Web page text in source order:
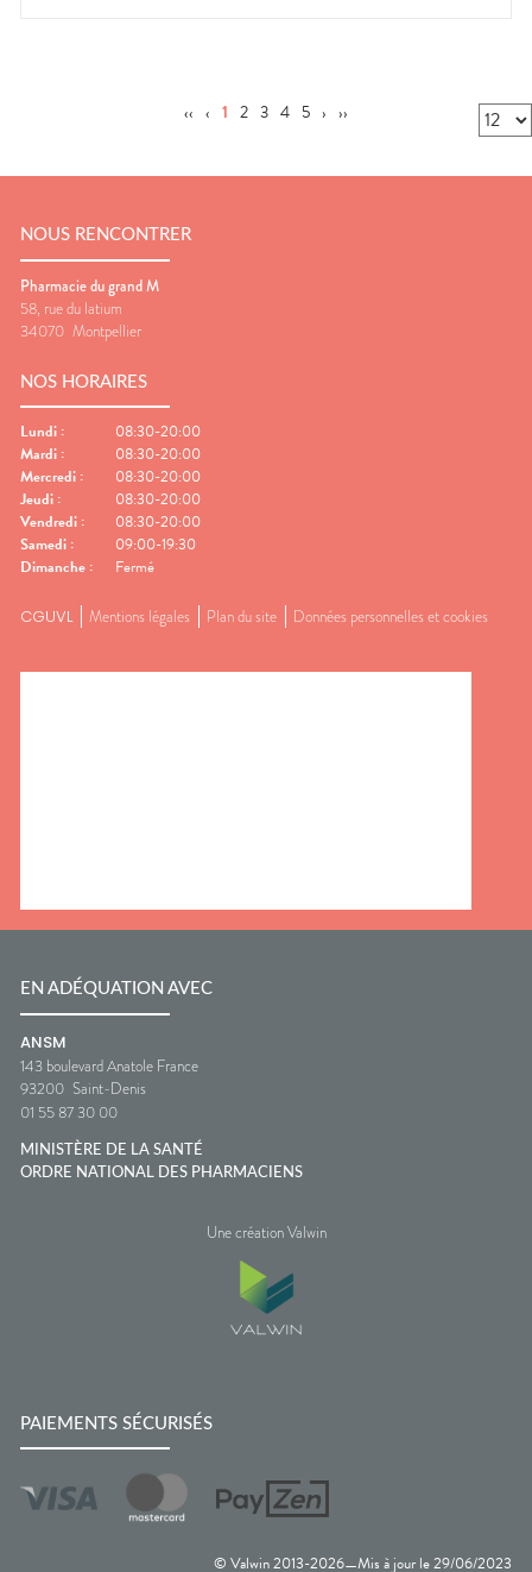
‹‹ ‹ 1 2 3 4 5 › ››
© Valwin 2013-2026—Mis à jour le29/06/2023
NOUS RENCONTRER
Pharmacie du grand M
58, rue du latium
34070 Montpellier
NOS HORAIRES
Lundi :
08:30-20:00
Mardi :
08:30-20:00
Mercredi :
08:30-20:00
Jeudi :
08:30-20:00
Vendredi :
08:30-20:00
Samedi :
09:00-19:30
Dimanche : Fermé
CGUVL Mentions légales Plan du site Données personnelles et cookies
EN ADÉQUATION AVEC
ANSM
143 boulevard Anatole France
93200 Saint-Denis
01 55 87 30 00
MINISTÈRE DE LA SANTÉ
ORDRE NATIONAL DES PHARMACIENS
Une création Valwin
PAIEMENTS SÉCURISÉS